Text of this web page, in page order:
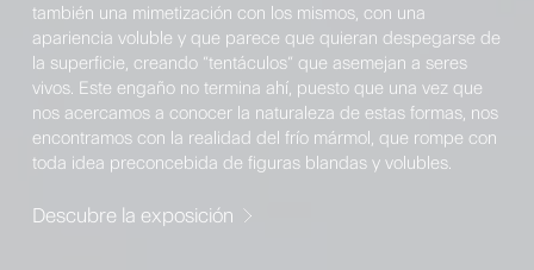
también una mimetización con los mismos, con una
apariencia voluble y que parece que quieran despegarse de
la superficie, creando “tentáculos” que asemejan a seres
vivos. Este engaño no termina ahí, puesto que una vez que
nos acercamos a conocer la naturaleza de estas formas, nos
encontramos con la realidad del frío mármol, que rompe con
toda idea preconcebida de figuras blandas y volubles.
Descubre la exposición